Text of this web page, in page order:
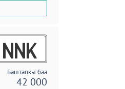
NNK
Баштапкы баа
42 000